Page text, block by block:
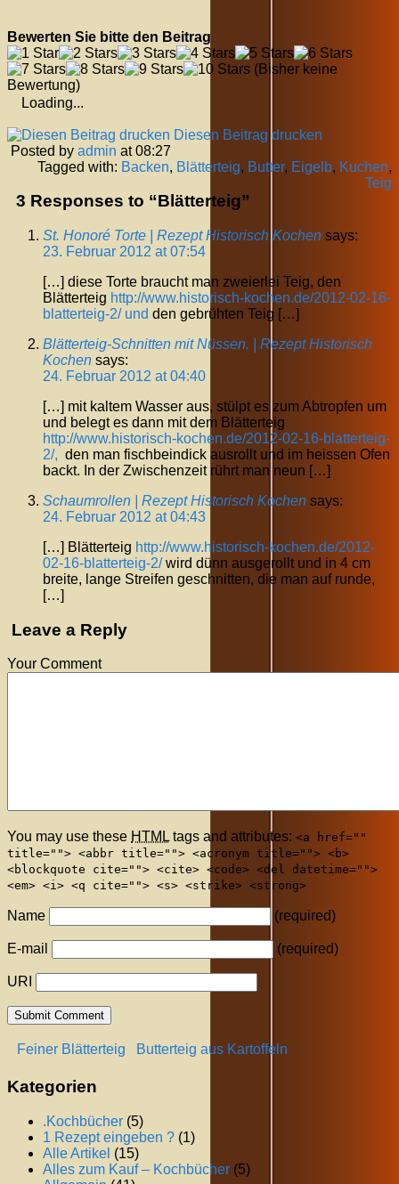
Bewerten Sie bitte den Beitrag
(Bisher keine
Bewertung)
Loading...
Diesen Beitrag drucken
Posted by admin at 08:27
Tagged with: Backen, Blätterteig, Butter, Eigelb, Kuchen,
Teig
3 Responses to “Blätterteig”
St. Honoré Torte | Rezept Historisch Kochen says:
23. Februar 2012 at 07:54
[…] diese Torte braucht man zweierlei Teig, den
Blätterteig http://www.historisch-kochen.de/2012-02-16-
blatterteig-2/ und den gebrühten Teig […]
Blätterteig-Schnitten mit Nüssen. | Rezept Historisch
Kochen says:
24. Februar 2012 at 04:40
[…] mit kaltem Wasser aus, stülpt es zum Abtropfen um
und belegt es dann mit dem Blätterteig
http://www.historisch-kochen.de/2012-02-16-blatterteig-
2/, den man fischbeindick ausrollt und im heissen Ofen
backt. In der Zwischenzeit rührt man neun […]
Schaumrollen | Rezept Historisch Kochen says:
24. Februar 2012 at 04:43
[…] Blätterteig http://www.historisch-kochen.de/2012-
02-16-blatterteig-2/wird dünn ausgerollt und in 4 cm
breite, lange Streifen geschnitten, die man auf runde,
[…]
Leave a Reply
Your Comment
You may use these HTMLtags and attributes: <a href=""
title=""> <abbr title=""> <acronym title=""> <b>
<blockquote cite=""> <cite> <code> <del datetime="">
<em> <i> <q cite=""> <s> <strike> <strong>
Name (required)
E-mail (required)
URI
Feiner Blätterteig Butterteig aus Kartoffeln
Kategorien
.Kochbücher (5)
1 Rezept eingeben ? (1)
Alle Artikel (15)
Alles zum Kauf – Kochbücher (5)